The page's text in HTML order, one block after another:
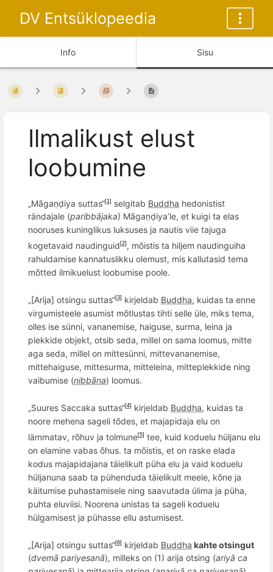
DV Entsüklopeedia
Info Sisu
Ilmalikust elust
loobumine
„Māgaṇḍiya suttas“[1] selgitab Buddha hedonistist
rändajale (paribbājaka) Māgaṇḍiya’le, et kuigi ta elas
nooruses kuninglikus luksuses ja nautis viie tajuga
kogetavaid naudinguid [2] , mõistis ta hiljem naudinguiha
rahuldamise kannatuslikku olemust, mis kallutasid tema
mõtted ilmikuelust loobumise poole.
„[Arija] otsingu suttas“[3] kirjeldab Buddha, kuidas ta enne
virgumisteele asumist mõtlustas tihti selle üle, miks tema,
olles ise sünni, vananemise, haiguse, surma, leina ja
plekkide objekt, otsib seda, millel on sama loomus, mitte
aga seda, millel on mittesünni, mittevananemise,
mittehaiguse, mittesurma, mitteleina, mitteplekkide ning
vaibumise (nibbāna) loomus.
„Suures Saccaka suttas“[4] kirjeldab Buddha, kuidas ta
noore mehena sageli tõdes, et majapidaja elu on
lämmatav, rõhuv ja tolmune[5] tee, kuid koduelu hüljanu elu
on elamine vabas õhus. ta mõistis, et on raske elada
kodus majapidajana täielikult püha elu ja vaid koduelu
hüljanuna saab ta pühenduda täielikult meele, kõne ja
käitumise puhastamisele ning saavutada ülima ja püha,
puhta eluviisi. Noorena unistas ta sageli koduelu
hülgamisest ja pühasse ellu astumisest.
„[Arija] otsingu suttas“[6] kirjeldab Buddha kahte otsingut
(dvemā pariyesanā), milleks on (1) arija otsing (ariyā ca